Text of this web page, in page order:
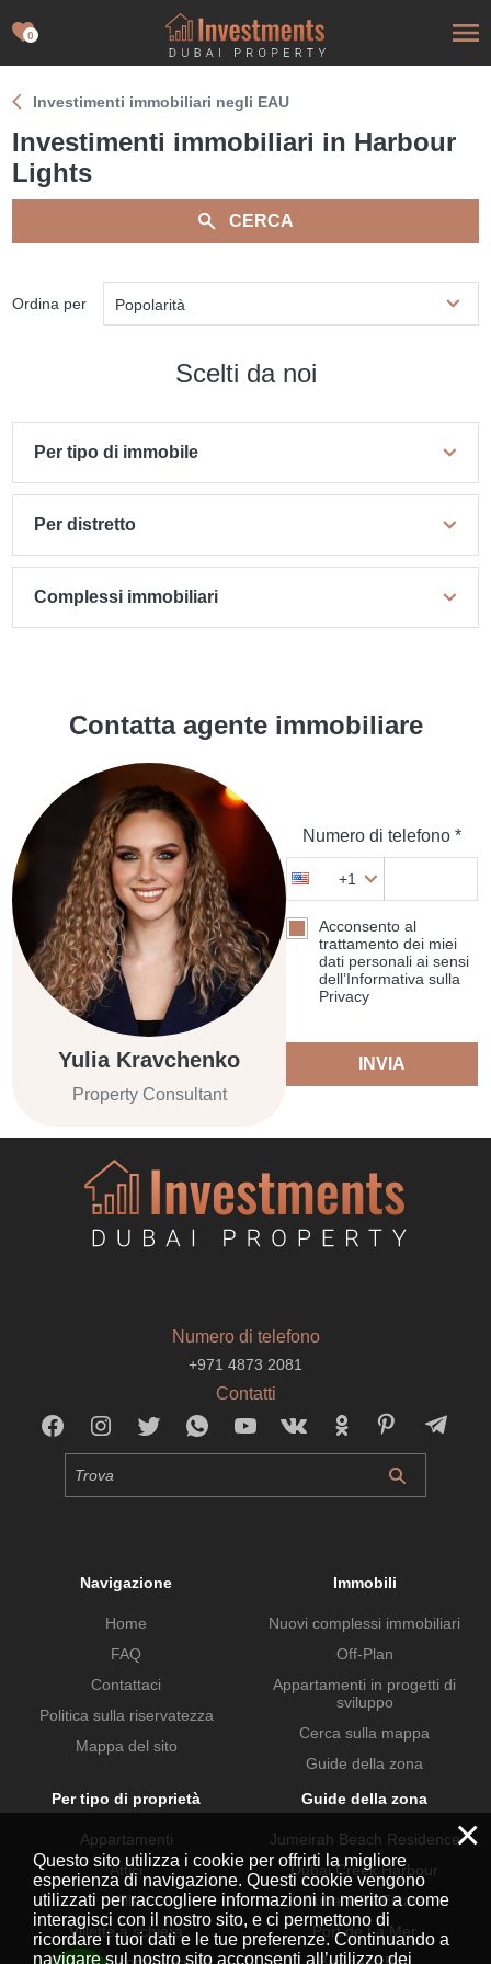
0
Investimenti immobiliari negli EAU
Investimenti immobiliari in Harbour
Lights
CERCA
Ordina per Popolarità
Scelti da noi
Per tipo di immobile
Per distretto
Complessi immobiliari
Contatta agente immobiliare
Yulia Kravchenko
Property Consultant
Numero di telefono *
+1
Acconsento al
trattamento dei miei
dati personali ai sensi
dell’Informativa sulla
Privacy
INVIA
Numero di telefono
+971 4873 2081
Contatti
Navigazione
Home
FAQ
Contattaci
Politica sulla riservatezza
Mappa del sito
Immobili
Nuovi complessi immobiliari
Off-Plan
Appartamenti in progetti di
sviluppo
Cerca sulla mappa
Guide della zona
Per tipo di proprietà
Appartamenti
Attici
Ville
Villette a schiera
Guide della zona
Jumeirah Beach Residence
Dubai Creek Harbour
Dubai Hills Estate
Port de La Mer
×
Questo sito utilizza i cookie per offrirti la migliore
esperienza di navigazione. Questi cookie vengono
utilizzati per raccogliere informazioni in merito a come
interagisci con il nostro sito, e ci permettono di
ricordare i tuoi dati e le tue preferenze. Continuando a
navigare sul nostro sito acconsenti all’utilizzo dei